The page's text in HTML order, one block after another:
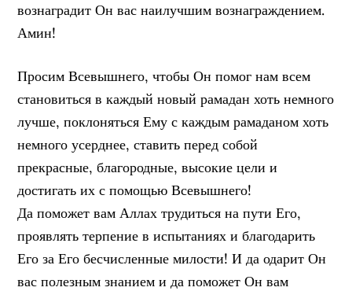
вознаградит Он вас наилучшим вознаграждением.
Амин!
Просим Всевышнего, чтобы Он помог нам всем
становиться в каждый новый рамадан хоть немного
лучше, поклоняться Ему с каждым рамаданом хоть
немного усерднее, ставить перед собой
прекрасные, благородные, высокие цели и
достигать их с помощью Всевышнего!
Да поможет вам Аллах трудиться на пути Его,
проявлять терпение в испытаниях и благодарить
Его за Его бесчисленные милости! И да одарит Он
вас полезным знанием и да поможет Он вам